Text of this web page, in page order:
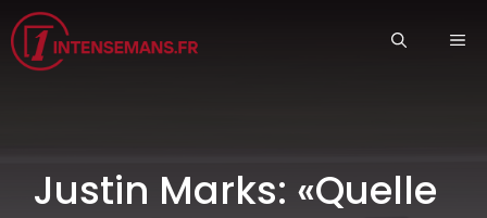
Aller
au
contenu
Justin Marks: «Quelle